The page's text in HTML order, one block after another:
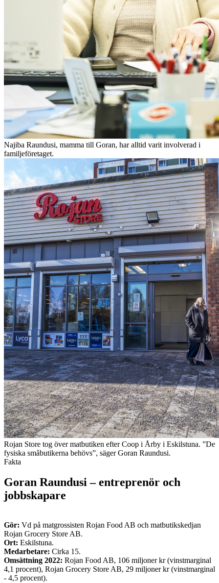
Najiba Raundusi, mamma till Goran, har alltid varit involverad i
familjeföretaget.
Rojan Store tog över matbutiken efter Coop i Årby i Eskilstuna. ”De
fysiska småbutikerna behövs”, säger Goran Raundusi.
Fakta
Goran Raundusi – entreprenör och
jobbskapare
Gör: Vd på matgrossisten Rojan Food AB och matbutikskedjan
Rojan Grocery Store AB.
Ort: Eskilstuna.
Medarbetare: Cirka 15.
Omsättning 2022: Rojan Food AB, 106 miljoner kr (vinstmarginal
4,1 procent), Rojan Grocery Store AB, 29 miljoner kr (vinstmarginal
- 4,5 procent).